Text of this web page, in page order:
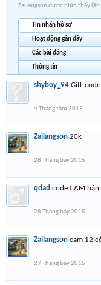
Zailangson được nhìn thấy lần
Tin nhắn hồ sơ
Hoạt động gần đây
Các bài đăng
Thông tin
shyboy_94 Gift-
4 Tháng tám 2015
Zailangson 20k
28 Tháng bảy 2015
qdad code CAM bán
28 Tháng bảy 2015
Zailangson cam 12
27 Tháng bảy 2015